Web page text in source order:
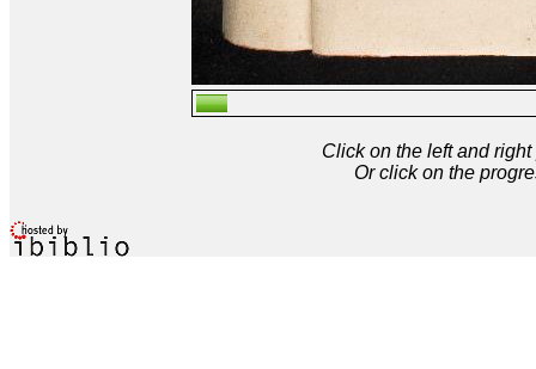
Click on the left and
Or click on the